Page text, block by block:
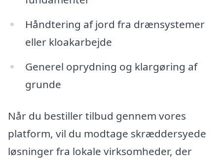
Håndtering af jord fra drænsystemer
eller kloakarbejde
Generel oprydning og klargøring af
grunde
Når du bestiller tilbud gennem vores
platform, vil du modtage skræddersyede
løsninger fra lokale virksomheder, der